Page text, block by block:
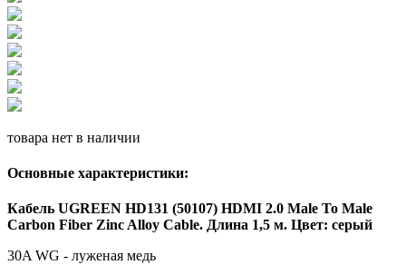
товара нет в наличии
Основные характеристики:
Кабель UGREEN HD131 (50107) HDMI 2.0 Male To Male
Carbon Fiber Zinc Alloy Cable. Длина 1,5 м. Цвет: серый
30A WG - луженая медь